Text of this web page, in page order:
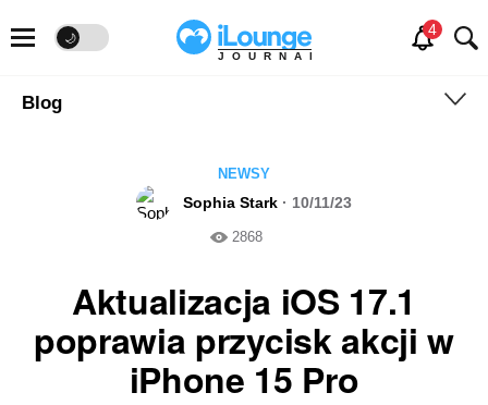
🌙
JOURNAL
Blog
NEWSY
Sophia Stark · 10/11/23
2868
Aktualizacja iOS 17.1
poprawia przycisk akcji w
iPhone 15 Pro